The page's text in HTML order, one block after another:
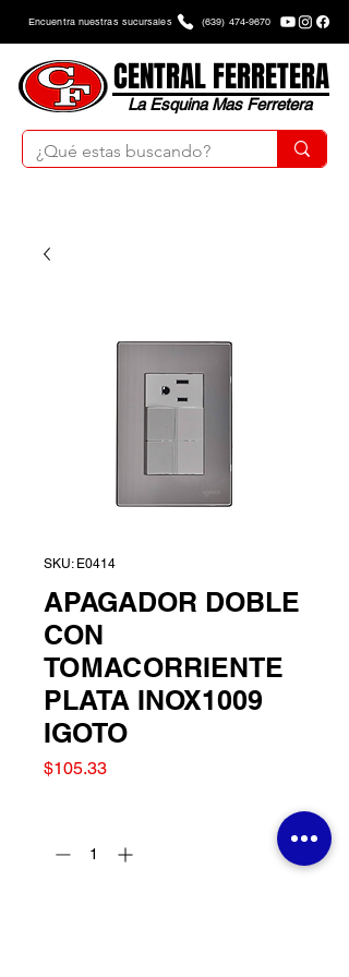
Encuentra nuestras sucursales (639) 474-9670
La Esquina Mas Ferretera
CENTRAL FERRETERA
SKU: E0414
APAGADOR DOBLE
CON
TOMACORRIENTE
PLATA INOX1009
IGOTO
$105.33Precio